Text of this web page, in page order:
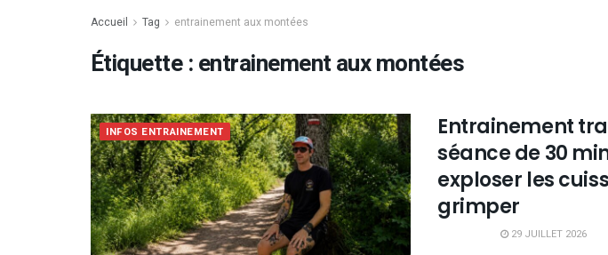
Accueil Tag entrainement aux montées
Étiquette :entrainement aux montées
INFOS ENTRAINEMENT
Entrainement
séance de 30
exploser les
grimper
29 JUILLET 2026